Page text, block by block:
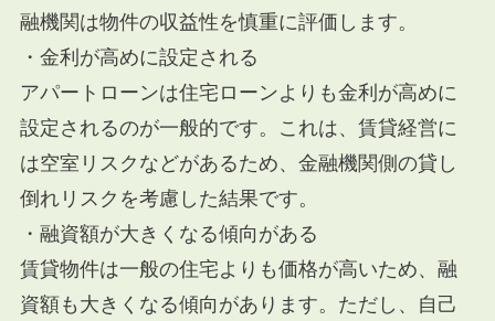
融機関は物件の収益性を慎重に評価します。
・金利が高めに設定される
アパートローンは住宅ローンよりも金利が高めに
設定されるのが一般的です。これは、賃貸経営に
は空室リスクなどがあるため、金融機関側の貸し
倒れリスクを考慮した結果です。
・融資額が大きくなる傾向がある
賃貸物件は一般の住宅よりも価格が高いため、融
資額も大きくなる傾向があります。ただし、自己